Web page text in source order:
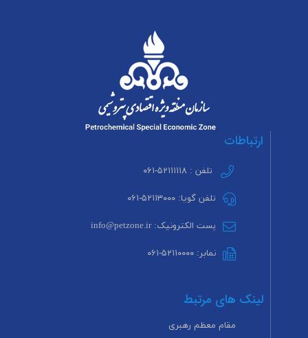
ارتباطات
تلفن : ۵۲۱۱۱۱۱۸-۰۶۱
تلفن گویا: ۵۲۱۱۳۰۰۰-۰۶۱
پست الکترونیک: info@petzone.ir
نمابر: ۵۲۱۱۰۰۰۰-۰۶۱
لینک های مرتبط
مقام معظم رهبری